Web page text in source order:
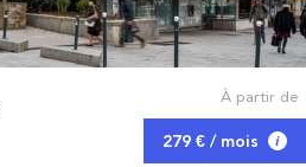
À partir de
279 € / mois